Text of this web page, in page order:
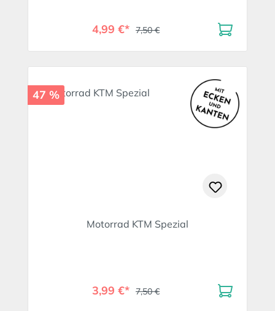
4,99 €* 7,50 €
47 %
Motorrad KTM Spezial
3,99 €* 7,50 €